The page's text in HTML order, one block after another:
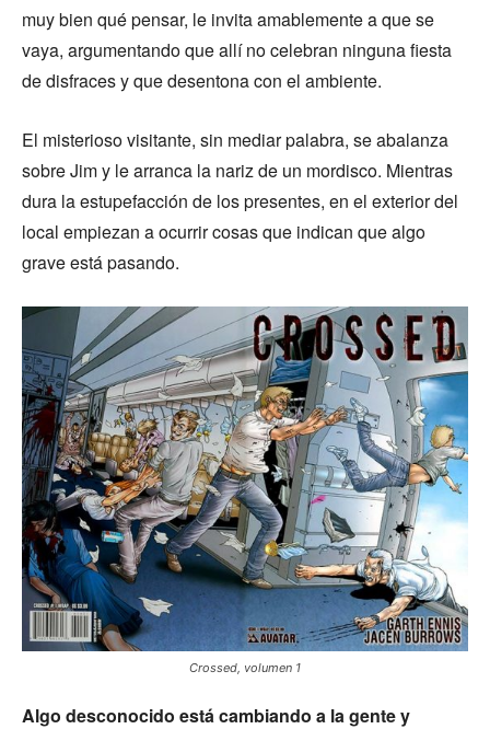
muy bien qué pensar, le invita amablemente a que se
vaya, argumentando que allí no celebran ninguna fiesta
de disfraces y que desentona con el ambiente.
El misterioso visitante, sin mediar palabra, se abalanza
sobre Jim y le arranca la nariz de un mordisco. Mientras
dura la estupefacción de los presentes, en el exterior del
local empiezan a ocurrir cosas que indican que algo
grave está pasando.
Crossed, volumen 1
Algo desconocido está cambiando a la gente y